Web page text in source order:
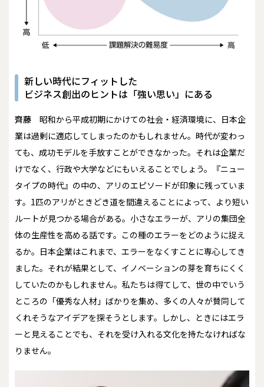
新しい時代にフィットした
ビジネス創出のヒントは「強い思い」にある
齊藤 昭和から平成初期にかけての社会・経済環境に、日本企
業は過剰に適応してしまったのかもしれません。時代が変わっ
ても、成功モデルを手放すことができなかった。それは企業だ
けでなく、行政や大学などにもいえることでしょう。『ニュー
タイプの時代』の中の、アリのエピソードが印象に残っていま
す。1匹のアリがときどき道を間違えることによって、より短い
ルートが見つかる場合がある。小さなエラーが、アリの集団全
体の生産性を高める話です。この種のエラーをどのように捉え
るか。日本企業はこれまで、エラーをなくすことに専心してき
ました。それが結果として、イノベーションの芽を育ちにくく
していたのかもしれません。私たちは得てして、世の中でいう
ところの「優秀な人材」ばかりを集め、多くの人々が賛同して
くれそうなアイデアを探そうとします。しかし、ときにはエラ
ーと見えることでも、それを受け入れる文化を持たなければな
りません。